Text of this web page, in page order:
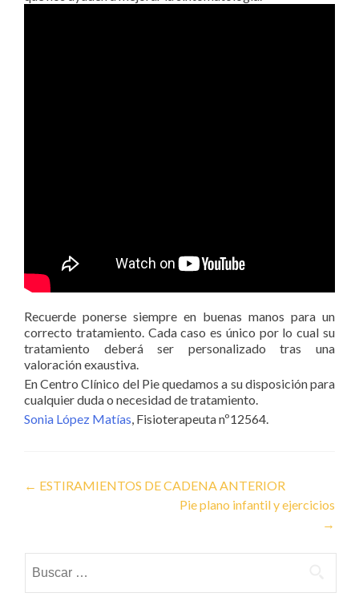
Recuerde ponerse siempre en buenas manos para un
correcto tratamiento. Cada caso es único por lo cual su
tratamiento deberá ser personalizado tras una
valoración exaustiva.
En Centro Clínico del Pie quedamos a su disposición para
cualquier duda o necesidad de tratamiento.
Sonia López Matías, Fisioterapeuta nº12564.
Post navigation
← ESTIRAMIENTOS DE CADENA ANTERIOR
Pie plano infantil y ejercicios
→